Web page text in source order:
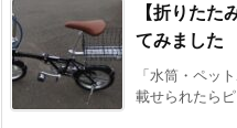
【折りた
てみました
「水筒・ペッ
載せられたら